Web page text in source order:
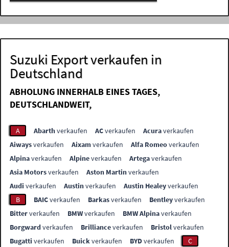
Suzuki Export verkaufen in
Deutschland
ABHOLUNG INNERHALB EINES TAGES,
DEUTSCHLANDWEIT,
A Abarthverkaufen ACverkaufen Acuraverkaufen
Aiwaysverkaufen Aixamverkaufen Alfa Romeoverkaufen
Alpinaverkaufen Alpineverkaufen Artegaverkaufen
Asia Motorsverkaufen Aston Martinverkaufen
Audi verkaufen Austinverkaufen Austin Healeyverkaufen
B
BAICverkaufen Barkasverkaufen Bentleyverkaufen
Bitterverkaufen BMWverkaufen BMW Alpinaverkaufen
Borgwardverkaufen Brillianceverkaufen Bristolverkaufen
Bugatti verkaufen Buickverkaufen BYDverkaufen C